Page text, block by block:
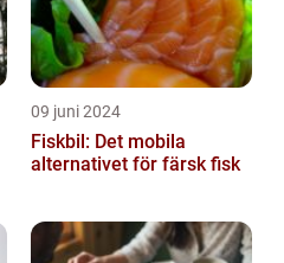
09 juni 2024
Fiskbil: Det mobila
alternativet för färsk fisk